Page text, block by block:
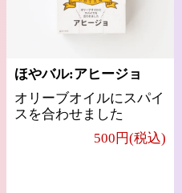
ほやバル:アヒージョ
オリーブオイルにスパイ
スを合わせました
500円(税込)